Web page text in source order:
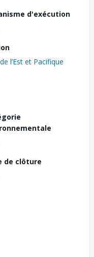
d'exécution
l’Est et Pacifique
de clôture